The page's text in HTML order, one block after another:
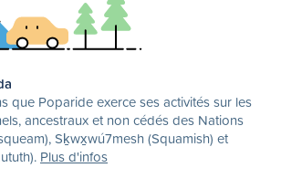
que Poparide exerce ses activités sur les
ancestraux et non cédés des Nations
Sḵwx̱wú7mesh (Squamish) et
Plus d'infos